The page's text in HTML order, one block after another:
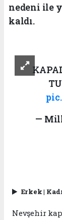
nedeni ile
kaldı.
—
Erkek|
Nevşehir